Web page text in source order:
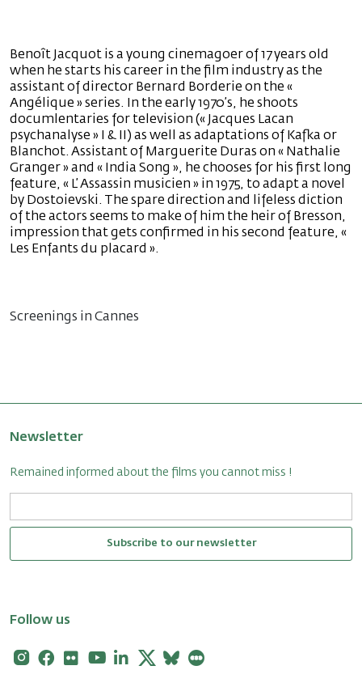
Benoît Jacquot is a young cinemagoer of 17 years old
when he starts his career in the film industry as the
assistant of director Bernard Borderie on the «
Angélique » series. In the early 1970’s, he shoots
documlentaries for television (« Jacques Lacan
psychanalyse » I & II) as well as adaptations of Kafka or
Blanchot. Assistant of Marguerite Duras on « Nathalie
Granger » and « India Song », he chooses for his first long
feature, « L’ Assassin musicien » in 1975, to adapt a novel
by Dostoievski. The spare direction and lifeless diction
of the actors seems to make of him the heir of Bresson,
impression that gets confirmed in his second feature, «
Les Enfants du placard ».
Screenings in Cannes
Newsletter
Remained informed about the films you cannot miss !
Subscribe to our newsletter
Follow us
Instagram
Facebook
FlickrYoutubeLinkedin
X Bluesky